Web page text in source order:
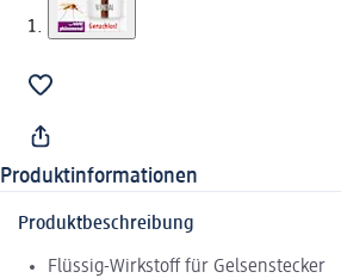
Produktinformationen
Produktbeschreibung
Flüssig-Wirkstoff für Gelsenstecker